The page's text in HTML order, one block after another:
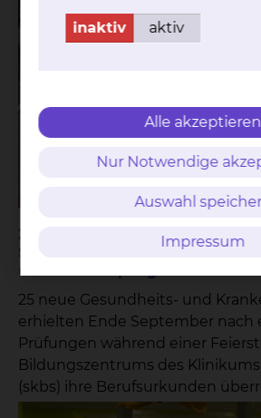
25 Auszubildende legen
Staatsexamen zur/-m
und Krankenpfleger:in ab
25 neue Gesundheits- und
erhielten Ende September nach
Prüfungen während einer
Bildungszentrums des
(skbs) ihre Berufsurkunden
inaktiv aktiv
Alle akzeptieren
Nur Notwendige
Auswahl
Impressum